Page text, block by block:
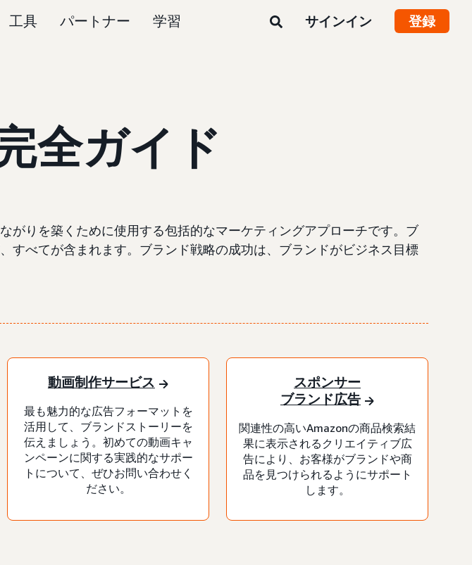
工具 パートナー 学習 サインイン 登録
全ガイド
がりを築くために使用する包括的なマーケティングアプローチです。ブ
すべてが含まれます。ブランド戦略の成功は、ブランドがビジネス目標
動画制作サービス
最も魅力的な広告フォーマットを
活用して、ブランドストーリーを
伝えましょう。初めての動画キャ
ンペーンに関する実践的なサポー
トについて、ぜひお問い合わせく
ださい。
スポンサー
ブランド広告
関連性の高いAmazonの商品検索結
果に表示されるクリエイティブ広
告により、お客様がブランドや商
品を見つけられるようにサポート
します。